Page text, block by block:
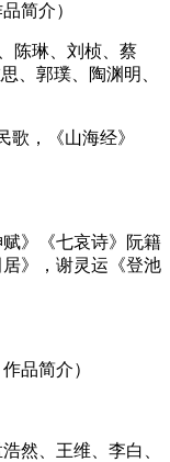
简介）
陈琳、刘桢、蔡
、郭璞、陶渊明、
歌，《山海经》
》《七哀诗》阮籍
》，谢灵运《登池
品简介）
然、王维、李白、